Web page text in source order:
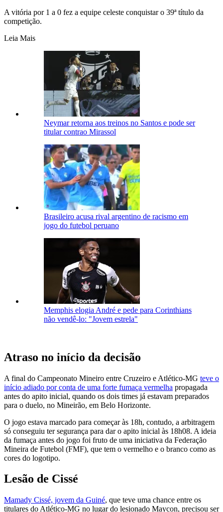
A vitória por 1 a 0 fez a equipe celeste conquistar o 39ª título da
competição.
Leia Mais
Neymar retorna aos treinos no Santos e pode ser
titular contrao Mirassol
Brasileiro acusa rival argentino de racismo em
jogo do futebol peruano
Memphis elogia André e pede para Corinthians
não vendê-lo: "Jovem estrela"
Atraso no início da decisão
A final do Campeonato Mineiro entre Cruzeiro e Atlético-MG teve o
início adiado por conta de uma forte fumaça vermelha propagada
antes do apito inicial, quando os dois times já estavam preparados
para o duelo, no Mineirão, em Belo Horizonte.
O jogo estava marcado para começar às 18h, contudo, a arbitragem
só conseguiu ter segurança para dar o apito inicial às 18h08. A ideia
da fumaça antes do jogo foi fruto de uma iniciativa da Federação
Mineira de Futebol (FMF), que tem o vermelho e o branco como as
cores do logotipo.
Lesão de Cissé
Mamady Cissé, jovem da Guiné, que teve uma chance entre os
titulares do Atlético-MG no lugar do lesionado Maycon, precisou ser